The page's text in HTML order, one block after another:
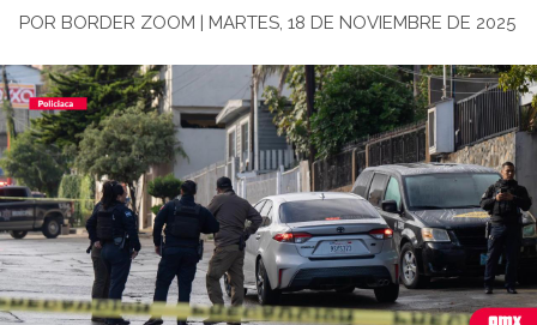
POR BORDER ZOOM | MARTES, 18 DE NOVIEMBRE DE 2025